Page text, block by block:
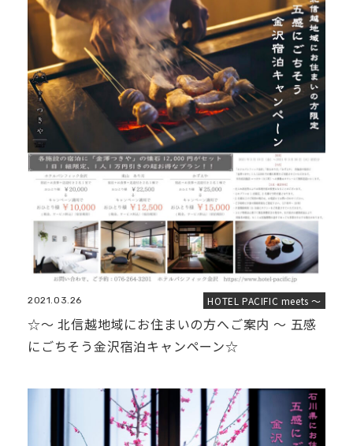
2021.03.26 HOTEL PACIFIC meets ～
☆〜 北信越地域にお住まいの方へご案内 〜 五感
にごちそう金沢宿泊キャンペーン☆